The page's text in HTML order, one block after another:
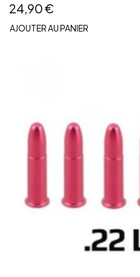
24,90 €
AJOUTER AU PANIER